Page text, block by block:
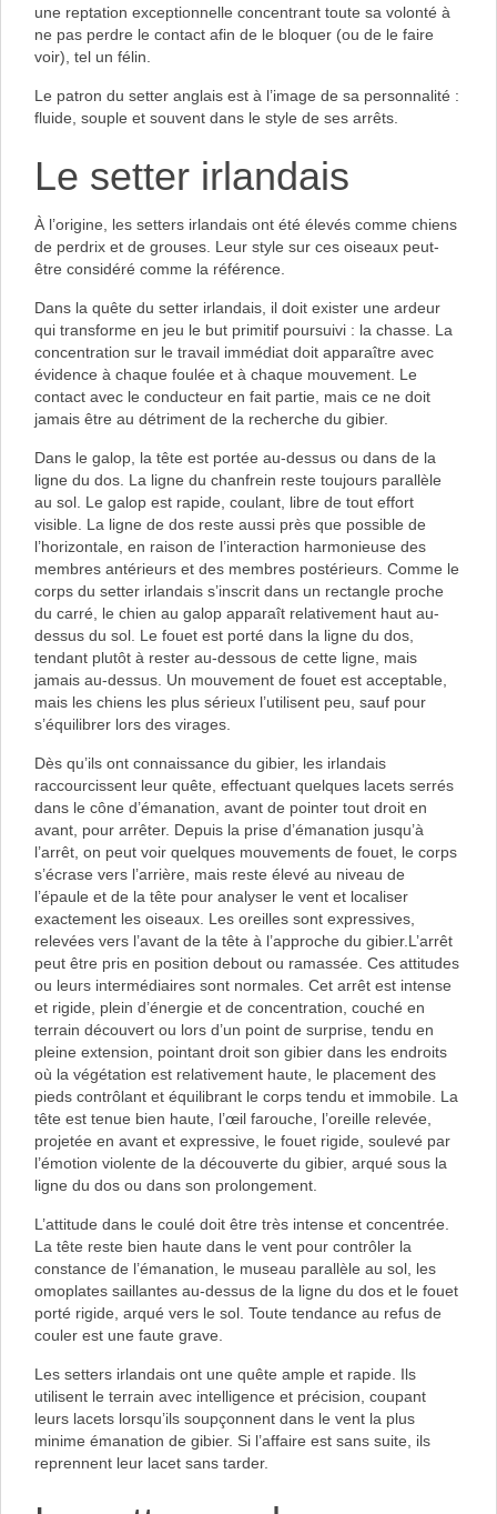
une reptation exceptionnelle concentrant toute sa volonté à
ne pas perdre le contact afin de le bloquer (ou de le faire
voir), tel un félin.
Le patron du setter anglais est à l’image de sa personnalité :
fluide, souple et souvent dans le style de ses arrêts.
Le setter irlandais
À l’origine, les setters irlandais ont été élevés comme chiens
de perdrix et de grouses. Leur style sur ces oiseaux peut-
être considéré comme la référence.
Dans la quête du setter irlandais, il doit exister une ardeur
qui transforme en jeu le but primitif poursuivi : la chasse. La
concentration sur le travail immédiat doit apparaître avec
évidence à chaque foulée et à chaque mouvement. Le
contact avec le conducteur en fait partie, mais ce ne doit
jamais être au détriment de la recherche du gibier.
Dans le galop, la tête est portée au-dessus ou dans de la
ligne du dos. La ligne du chanfrein reste toujours parallèle
au sol. Le galop est rapide, coulant, libre de tout effort
visible. La ligne de dos reste aussi près que possible de
l’horizontale, en raison de l’interaction harmonieuse des
membres antérieurs et des membres postérieurs. Comme le
corps du setter irlandais s’inscrit dans un rectangle proche
du carré, le chien au galop apparaît relativement haut au-
dessus du sol. Le fouet est porté dans la ligne du dos,
tendant plutôt à rester au-dessous de cette ligne, mais
jamais au-dessus. Un mouvement de fouet est acceptable,
mais les chiens les plus sérieux l’utilisent peu, sauf pour
s’équilibrer lors des virages.
Dès qu’ils ont connaissance du gibier, les irlandais
raccourcissent leur quête, effectuant quelques lacets serrés
dans le cône d’émanation, avant de pointer tout droit en
avant, pour arrêter. Depuis la prise d’émanation jusqu’à
l’arrêt, on peut voir quelques mouvements de fouet, le corps
s’écrase vers l’arrière, mais reste élevé au niveau de
l’épaule et de la tête pour analyser le vent et localiser
exactement les oiseaux. Les oreilles sont expressives,
relevées vers l’avant de la tête à l’approche du gibier.L’arrêt
peut être pris en position debout ou ramassée. Ces attitudes
ou leurs intermédiaires sont normales. Cet arrêt est intense
et rigide, plein d’énergie et de concentration, couché en
terrain découvert ou lors d’un point de surprise, tendu en
pleine extension, pointant droit son gibier dans les endroits
où la végétation est relativement haute, le placement des
pieds contrôlant et équilibrant le corps tendu et immobile. La
tête est tenue bien haute, l’œil farouche, l’oreille relevée,
projetée en avant et expressive, le fouet rigide, soulevé par
l’émotion violente de la découverte du gibier, arqué sous la
ligne du dos ou dans son prolongement.
L’attitude dans le coulé doit être très intense et concentrée.
La tête reste bien haute dans le vent pour contrôler la
constance de l’émanation, le museau parallèle au sol, les
omoplates saillantes au-dessus de la ligne du dos et le fouet
porté rigide, arqué vers le sol. Toute tendance au refus de
couler est une faute grave.
Les setters irlandais ont une quête ample et rapide. Ils
utilisent le terrain avec intelligence et précision, coupant
leurs lacets lorsqu’ils soupçonnent dans le vent la plus
minime émanation de gibier. Si l’affaire est sans suite, ils
reprennent leur lacet sans tarder.